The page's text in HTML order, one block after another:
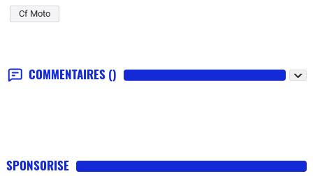
Cf Moto
COMMENTAIRES ()
SPONSORISE